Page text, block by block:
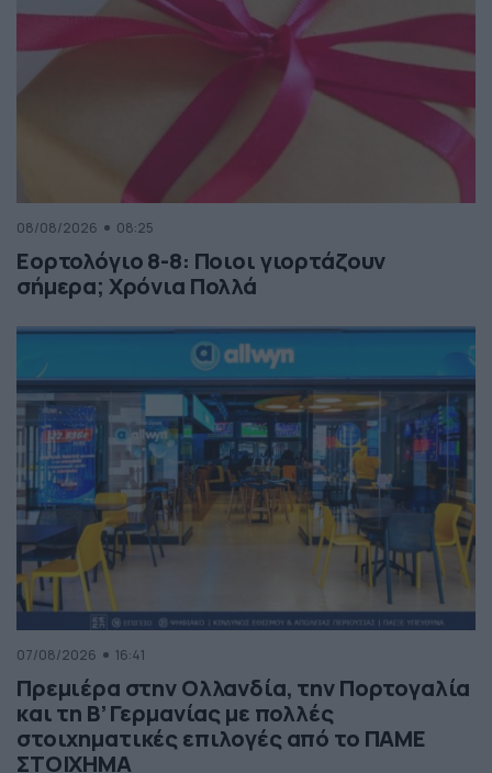
08/08/2026 08:25
Εορτολόγιο 8-8: Ποιοι γιορτάζουν
σήμερα; Χρόνια Πολλά
07/08/2026 16:41
Πρεμιέρα στην Ολλανδία, την Πορτογαλία
και τη Β’ Γερμανίας με πολλές
στοιχηματικές επιλογές από το ΠΑΜΕ
ΣΤΟΙΧΗΜΑ